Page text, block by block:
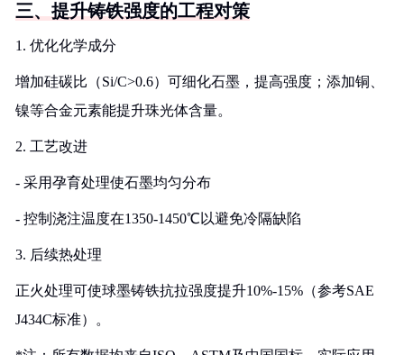
三、提升铸铁强度的工程对策
1. 优化化学成分
增加硅碳比（Si/C>0.6）可细化石墨，提高强度；添加铜、
镍等合金元素能提升珠光体含量。
2. 工艺改进
- 采用孕育处理使石墨均匀分布
- 控制浇注温度在1350-1450℃以避免冷隔缺陷
3. 后续热处理
正火处理可使球墨铸铁抗拉强度提升10%-15%（参考SAE
J434C标准）。